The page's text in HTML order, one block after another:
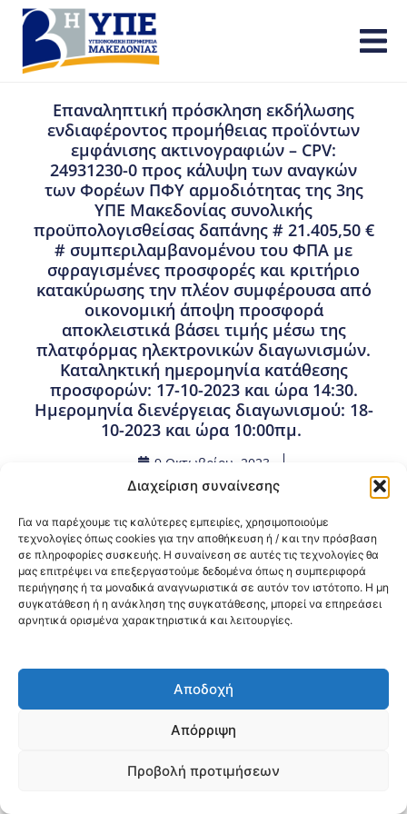
Διαχείριση συναίνεσης
Για να παρέχουμε τις καλύτερες εμπειρίες, χρησιμοποιούμε
τεχνολογίες όπως cookies για την αποθήκευση ή / και την πρόσβαση
σε πληροφορίες συσκευής. Η συναίνεση σε αυτές τις τεχνολογίες θα
μας επιτρέψει να επεξεργαστούμε δεδομένα όπως η συμπεριφορά
περιήγησης ή τα μοναδικά αναγνωριστικά σε αυτόν τον ιστότοπο. Η μη
συγκατάθεση ή η ανάκληση της συγκατάθεσης, μπορεί να επηρεάσει
αρνητικά ορισμένα χαρακτηριστικά και λειτουργίες.
Αποδοχή
Απόρριψη
Προβολή προτιμήσεων
Επαναληπτική πρόσκληση εκδήλωσης
ενδιαφέροντος προμήθειας προϊόντων
εμφάνισης ακτινογραφιών – CPV:
24931230-0 προς κάλυψη των αναγκών
των Φορέων ΠΦΥ αρμοδιότητας της 3ης
ΥΠΕ Μακεδονίας συνολικής
προϋπολογισθείσας δαπάνης # 21.405,50 €
# συμπεριλαμβανομένου του ΦΠΑ με
σφραγισμένες προσφορές και κριτήριο
κατακύρωσης την πλέον συμφέρουσα από
οικονομική άποψη προσφορά
αποκλειστικά βάσει τιμής μέσω της
πλατφόρμας ηλεκτρονικών διαγωνισμών.
Καταληκτική ημερομηνία κατάθεσης
προσφορών: 17-10-2023 και ώρα 14:30.
Ημερομηνία διενέργειας διαγωνισμού: 18-
10-2023 και ώρα 10:00πμ.
9 Οκτωβρίου, 2023
Προμήθειες - Συμβάσεις,Προμήθειες 3ης ΥΠΕ
Κοινοποίηση:
@2026 3ype.gr All rights reserved
Πολιτική Προστασίας Δεδομένων
Θεσσαλονίκη, ΕλλάδαΤηλ: +30 2311 226 200
email: 3ype@3ype.gr